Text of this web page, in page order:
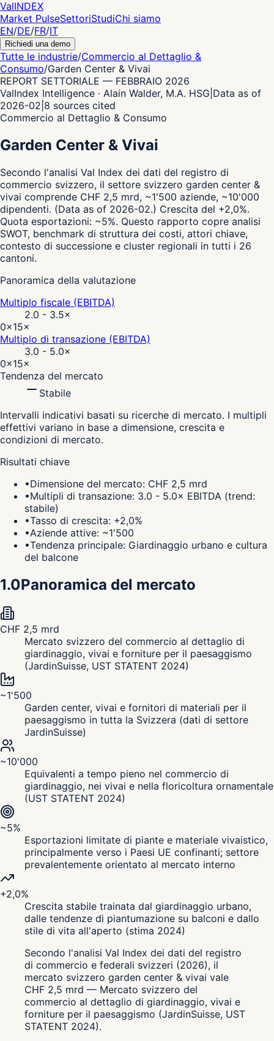
ValINDEX
Market PulseSettoriStudiChi siamo
EN/DE/FR/IT
Richiedi una demo
Tutte le industrie/Commercio al Dettaglio &
Consumo/Garden Center & Vivai
REPORT SETTORIALE — FEBBRAIO 2026
ValIndex Intelligence · Alain Walder, M.A. HSG Data as of
2026-02 8 sources cited
Commercio al Dettaglio & Consumo
Garden Center & Vivai
Secondo l'analisi Val Index dei dati del registro di
commercio svizzero, il settore svizzero garden center &
vivai comprende CHF 2,5 mrd, ~1'500 aziende, ~10'000
dipendenti. (Data as of 2026-02.) Crescita del +2,0%.
Quota esportazioni: ~5%. Questo rapporto copre analisi
SWOT, benchmark di struttura dei costi, attori chiave,
contesto di successione e cluster regionali in tutti i 26
cantoni.
Panoramica della valutazione
Multiplo fiscale (EBITDA)
2.0 - 3.5×
0×15×
Multiplo di transazione (EBITDA)
3.0 - 5.0×
0×15×
Tendenza del mercato
Stabile
Intervalli indicativi basati su ricerche di mercato. I multipli
effettivi variano in base a dimensione, crescita e
condizioni di mercato.
Risultati chiave
•Dimensione del mercato: CHF 2,5 mrd
•Multipli di transazione: 3.0 - 5.0× EBITDA (trend:
stabile)
•Tasso di crescita: +2,0%
•Aziende attive: ~1'500
•Tendenza principale: Giardinaggio urbano e cultura
del balcone
1.0Panoramica del mercato
CHF 2,5 mrd
Mercato svizzero del commercio al dettaglio di
giardinaggio, vivai e forniture per il paesaggismo
(JardinSuisse, UST STATENT 2024)
~1'500
Garden center, vivai e fornitori di materiali per il
paesaggismo in tutta la Svizzera (dati di settore
JardinSuisse)
~10'000
Equivalenti a tempo pieno nel commercio di
giardinaggio, nei vivai e nella floricoltura ornamentale
(UST STATENT 2024)
~5%
Esportazioni limitate di piante e materiale vivaistico,
principalmente verso i Paesi UE confinanti; settore
prevalentemente orientato al mercato interno
+2,0%
Crescita stabile trainata dal giardinaggio urbano,
dalle tendenze di piantumazione su balconi e dallo
stile di vita all'aperto (stima 2024)
Secondo l'analisi Val Index dei dati del registro
di commercio e federali svizzeri (2026), il
mercato svizzero garden center & vivai vale
CHF 2,5 mrd — Mercato svizzero del
commercio al dettaglio di giardinaggio, vivai e
forniture per il paesaggismo (JardinSuisse, UST
STATENT 2024).